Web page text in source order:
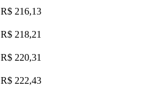
R$ 216,13
R$ 218,21
R$ 220,31
R$ 222,43